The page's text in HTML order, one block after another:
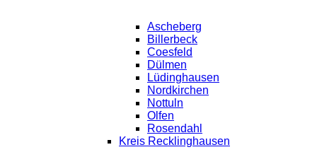
Ascheberg
Billerbeck
Coesfeld
Dülmen
Lüdinghausen
Nordkirchen
Nottuln
Olfen
Rosendahl
Kreis Recklinghausen